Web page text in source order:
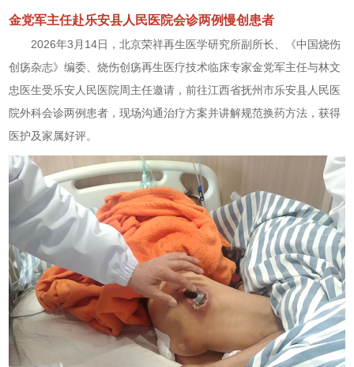
金党军主任赴乐安县人民医院会诊两例慢创患者
2026年3月14日，北京荣祥再生医学研究所副所长、《中国烧伤
创疡杂志》编委、烧伤创疡再生医疗技术临床专家金党军主任与林文
忠医生受乐安人民医院周主任邀请，前往江西省抚州市乐安县人民医
院外科会诊两例患者，现场沟通治疗方案并讲解规范换药方法，获得
医护及家属好评。